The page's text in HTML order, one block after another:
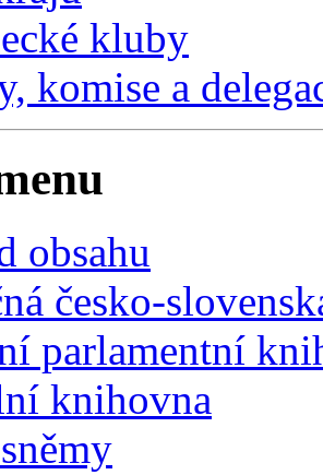
kluby
komise a
obsahu
česko-
parlamentní
knihovna